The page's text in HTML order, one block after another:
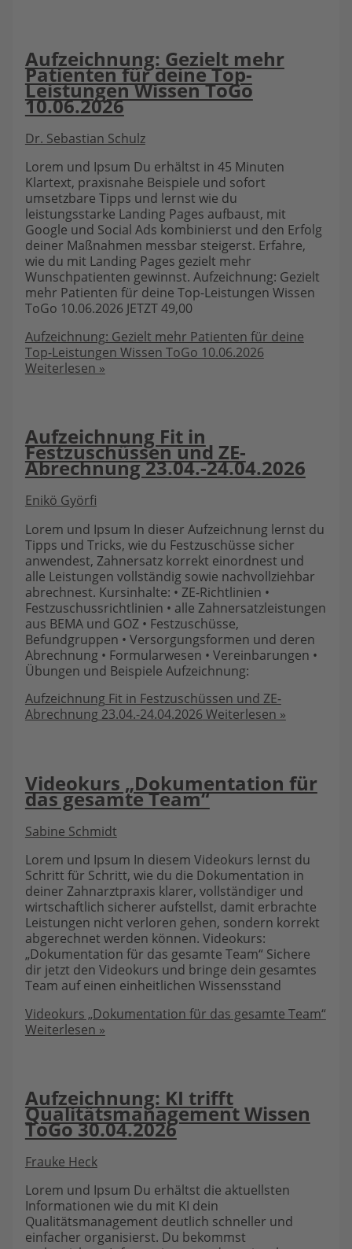
Aufzeichnung: Gezielt mehr
Patienten für deine Top-
Leistungen Wissen ToGo
10.06.2026
Dr. Sebastian Schulz
Lorem und Ipsum Du erhältst in 45 Minuten
Klartext, praxisnahe Beispiele und sofort
umsetzbare Tipps und lernst wie du
leistungsstarke Landing Pages aufbaust, mit
Google und Social Ads kombinierst und den Erfolg
deiner Maßnahmen messbar steigerst. Erfahre,
wie du mit Landing Pages gezielt mehr
Wunschpatienten gewinnst. Aufzeichnung: Gezielt
mehr Patienten für deine Top-Leistungen Wissen
ToGo 10.06.2026 JETZT 49,00
Aufzeichnung: Gezielt mehr Patienten für deine
Top-Leistungen Wissen ToGo 10.06.2026
Weiterlesen »
Aufzeichnung Fit in
Festzuschüssen und ZE-
Abrechnung 23.04.-24.04.2026
Enikö Györfi
Lorem und Ipsum In dieser Aufzeichnung lernst du
Tipps und Tricks, wie du Festzuschüsse sicher
anwendest, Zahnersatz korrekt einordnest und
alle Leistungen vollständig sowie nachvollziehbar
abrechnest. Kursinhalte: • ZE-Richtlinien •
Festzuschussrichtlinien • alle Zahnersatzleistungen
aus BEMA und GOZ • Festzuschüsse,
Befundgruppen • Versorgungsformen und deren
Abrechnung • Formularwesen • Vereinbarungen •
Übungen und Beispiele Aufzeichnung:
Aufzeichnung Fit in Festzuschüssen und ZE-
Abrechnung 23.04.-24.04.2026Weiterlesen »
Videokurs „Dokumentation für
das gesamte Team“
Sabine Schmidt
Lorem und Ipsum In diesem Videokurs lernst du
Schritt für Schritt, wie du die Dokumentation in
deiner Zahnarztpraxis klarer, vollständiger und
wirtschaftlich sicherer aufstellst, damit erbrachte
Leistungen nicht verloren gehen, sondern korrekt
abgerechnet werden können. Videokurs:
„Dokumentation für das gesamte Team“ Sichere
dir jetzt den Videokurs und bringe dein gesamtes
Team auf einen einheitlichen Wissensstand
Videokurs „Dokumentation für das gesamte Team“
Weiterlesen »
Aufzeichnung: KI trifft
Qualitätsmanagement Wissen
ToGo 30.04.2026
Frauke Heck
Lorem und Ipsum Du erhältst die aktuellsten
Informationen wie du mit KI dein
Qualitätsmanagement deutlich schneller und
einfacher organisierst. Du bekommst